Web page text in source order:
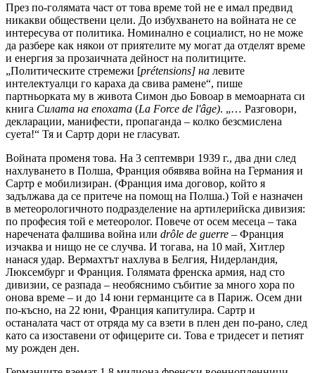
През по-голямата част от това време той не е имал предвид
никакви обществени цели. До избухването на войната не се
интересува от политика. Номинално е социалист, но не може
да разбере как някои от приятелите му могат да отделят време
и енергия за прозаичната дейност на политиците.
„Политическите стремежи [prétensions] на левите
интелектуалци го караха да свива рамене“, пише
партньорката му в живота Симон дьо Бовоар в мемоарната си
книга Силата на епохата (La Force de l'âge). „… Разговори,
декларации, манифести, пропаганда – колко безсмислена
суета!“ Тя и Сартр дори не гласуват.
Войната променя това. На 3 септември 1939 г., два дни след
нахлуването в Полша, Франция обявява война на Германия и
Сартр е мобилизиран. (Франция има договор, който я
задължава да се притече на помощ на Полша.) Той е назначен
в метеорологичното подразделение на артилерийска дивизия:
по професия той е метеоролог. Повече от осем месеца – така
наречената фалшива война или drôle de guerre – Франция
изчаква и нищо не се случва. И тогава, на 10 май, Хитлер
нанася удар. Вермахтът нахлува в Белгия, Нидерландия,
Люксембург и Франция. Голямата френска армия, над сто
дивизии, се разпада – необяснимо събитие за много хора по
онова време – и до 14 юни германците са в Париж. Осем дни
по-късно, на 22 юни, Франция капитулира. Сартр и
останалата част от отряда му са взети в плен ден по-рано, след
като са изоставени от офицерите си. Това е тридесет и петият
му рожден ден.